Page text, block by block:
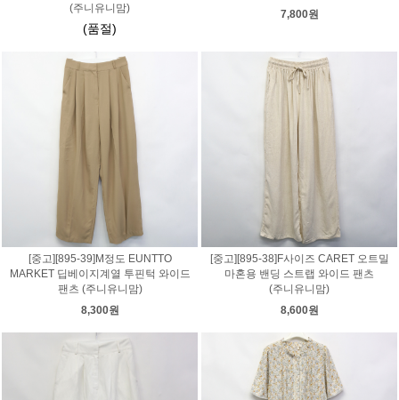
(주니유니맘)
(품절)
7,800원
[중고][895-39]M정도 EUNTTO
MARKET 딥베이지계열 투핀턱 와이드
팬츠 (주니유니맘)
8,300원
[중고][895-38]F사이즈 CARET 오트밀
마혼용 밴딩 스트랩 와이드 팬츠
(주니유니맘)
8,600원